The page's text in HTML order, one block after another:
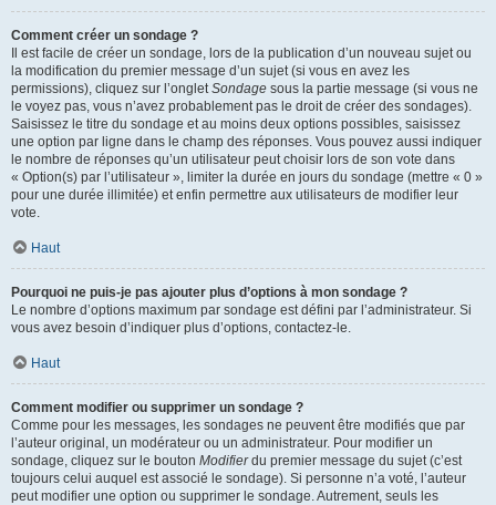
Comment créer un sondage ?
Il est facile de créer un sondage, lors de la publication d’un nouveau sujet ou
la modification du premier message d’un sujet (si vous en avez les
permissions), cliquez sur l’ongletSondage sous la partie message (si vous ne
le voyez pas, vous n’avez probablement pas le droit de créer des sondages).
Saisissez le titre du sondage et au moins deux options possibles, saisissez
une option par ligne dans le champ des réponses. Vous pouvez aussi indiquer
le nombre de réponses qu’un utilisateur peut choisir lors de son vote dans
« Option(s) par l’utilisateur », limiter la durée en jours du sondage (mettre « 0 »
pour une durée illimitée) et enfin permettre aux utilisateurs de modifier leur
vote.
Haut
Pourquoi ne puis-je pas ajouter plus d’options à mon sondage ?
Le nombre d’options maximum par sondage est défini par l’administrateur. Si
vous avez besoin d’indiquer plus d’options, contactez-le.
Haut
Comment modifier ou supprimer un sondage ?
Comme pour les messages, les sondages ne peuvent être modifiés que par
l’auteur original, un modérateur ou un administrateur. Pour modifier un
sondage, cliquez sur le bouton Modifierdu premier message du sujet (c’est
toujours celui auquel est associé le sondage). Si personne n’a voté, l’auteur
peut modifier une option ou supprimer le sondage. Autrement, seuls les